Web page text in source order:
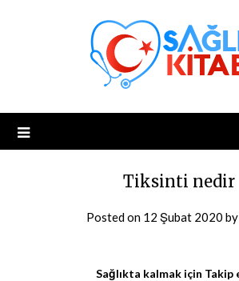
Tiksinti nedir
Posted on 12 Şubat 2020 by
Sağlıkta kalmak için Takip